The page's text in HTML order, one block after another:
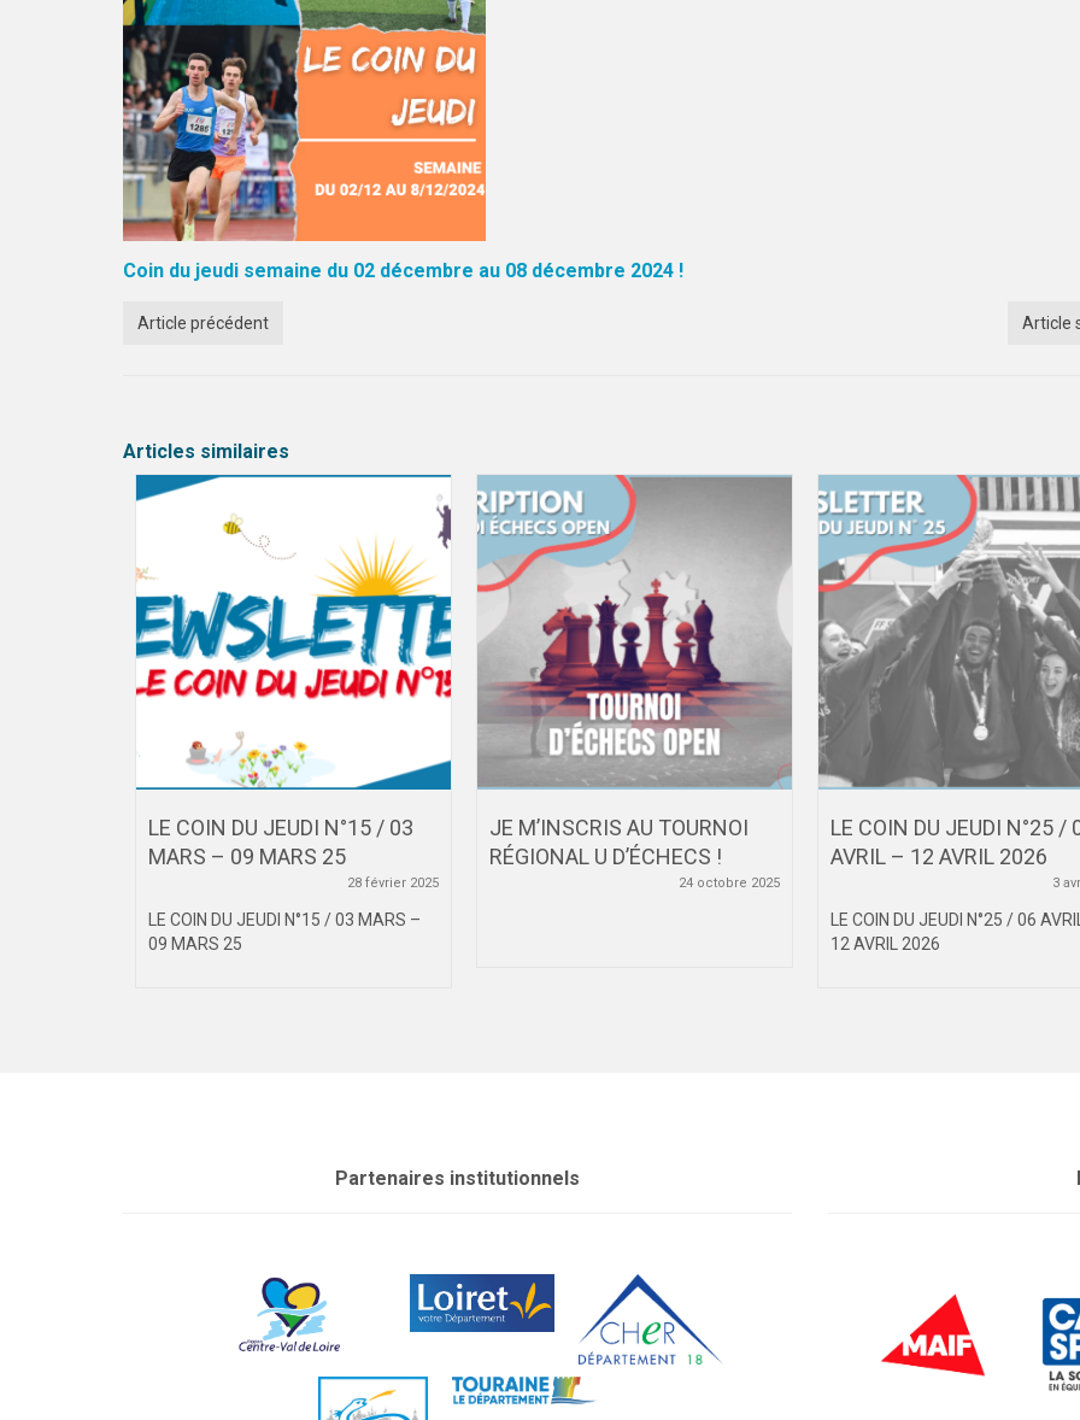
Coin du jeudi semaine du 02 décembre au 08 décembre 2024 !
Article précédent Article
Articles similaires
LE COIN DU JEUDI N°15 / 03
MARS – 09 MARS 25
28 février 2025
LE COIN DU JEUDI N°15 / 03 MARS –
09 MARS 25
JE M’INSCRIS AU TOURNOI
RÉGIONAL U D’ÉCHECS !
24 octobre 2025
LE COIN DU JEUDI N°25 /
AVRIL – 12 AVRIL 2026
3
LE COIN DU JEUDI N°25 / 06
12 AVRIL 2026
Partenaires institutionnels